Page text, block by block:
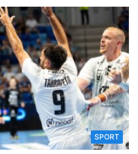
SPORT